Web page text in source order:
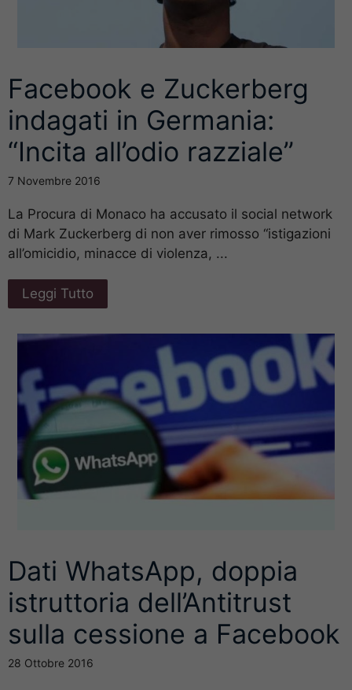
Facebook e Zuckerberg
indagati in Germania:
“Incita all’odio razziale”
7 Novembre 2016
La Procura di Monaco ha accusato il social network
di Mark Zuckerberg di non aver rimosso “istigazioni
all’omicidio, minacce di violenza, ...
Leggi Tutto
Dati WhatsApp, doppia
istruttoria dell’Antitrust
sulla cessione a Facebook
28 Ottobre 2016